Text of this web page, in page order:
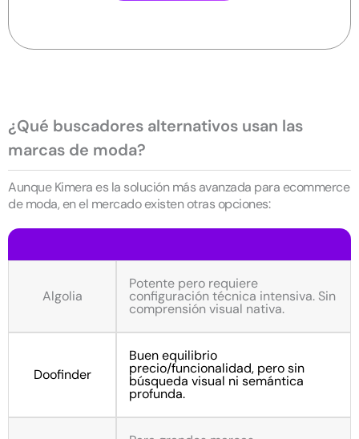
¿Qué buscadores alternativos usan las
marcas de moda?
Aunque Kimera es la solución más avanzada para ecommerce
de moda, en el mercado existen otras opciones:
Algolia
Potente pero requiere
configuración técnica intensiva. Sin
comprensión visual nativa.
Doofinder
Buen equilibrio
precio/funcionalidad, pero sin
búsqueda visual ni semántica
profunda.